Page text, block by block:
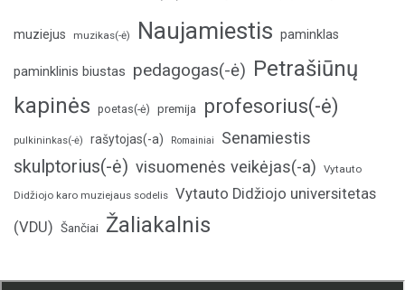
muziejus muzikas(-ė) Naujamiestis paminklas
paminklinis biustas pedagogas(-ė) Petrašiūnų
kapinės poetas(-ė) premija profesorius(-ė)
pulkininkas(-ė) rašytojas(-a) Romainiai Senamiestis
skulptorius(-ė) visuomenės veikėjas(-a) Vytauto
Didžiojo karo muziejaus sodelis Vytauto Didžiojo universitetas
(VDU) Šančiai Žaliakalnis